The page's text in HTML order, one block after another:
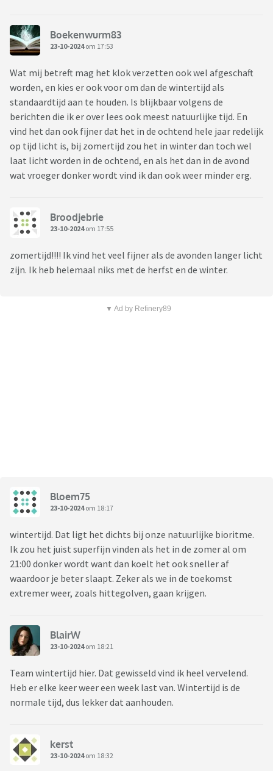
Boekenwurm83
23-10-2024om 17:53
Wat mij betreft mag het klok verzetten ook wel afgeschaft
worden, en kies er ook voor om dan de wintertijd als
standaardtijd aan te houden. Is blijkbaar volgens de
berichten die ik er over lees ook meest natuurlijke tijd. En
vind het dan ook fijner dat het in de ochtend hele jaar redelijk
op tijd licht is, bij zomertijd zou het in winter dan toch wel
laat licht worden in de ochtend, en als het dan in de avond
wat vroeger donker wordt vind ik dan ook weer minder erg.
Broodjebrie
23-10-2024om 17:55
zomertijd!!!! Ik vind het veel fijner als de avonden langer licht
zijn. Ik heb helemaal niks met de herfst en de winter.
▼ Ad by Refinery89
Bloem75
23-10-2024om 18:17
wintertijd. Dat ligt het dichts bij onze natuurlijke bioritme.
Ik zou het juist superfijn vinden als het in de zomer al om
21:00 donker wordt want dan koelt het ook sneller af
waardoor je beter slaapt. Zeker als we in de toekomst
extremer weer, zoals hittegolven, gaan krijgen.
BlairW
23-10-2024om 18:21
Team wintertijd hier. Dat gewisseld vind ik heel vervelend.
Heb er elke keer weer een week last van. Wintertijd is de
normale tijd, dus lekker dat aanhouden.
kerst
23-10-2024om 18:32